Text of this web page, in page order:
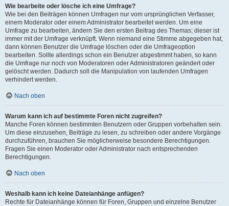
Wie bearbeite oder lösche ich eine Umfrage?
Wie bei den Beiträgen können Umfragen nur vom ursprünglichen Verfasser,
einem Moderator oder einem Administrator bearbeitet werden. Um eine
Umfrage zu bearbeiten, ändern Sie den ersten Beitrag des Themas; dieser ist
immer mit der Umfrage verknüpft. Wenn niemand eine Stimme abgegeben hat,
dann können Benutzer die Umfrage löschen oder die Umfrageoption
bearbeiten. Sollte allerdings schon ein Benutzer abgestimmt haben, so kann
die Umfrage nur noch von Moderatoren oder Administratoren geändert oder
gelöscht werden. Dadurch soll die Manipulation von laufenden Umfragen
verhindert werden.
Nach oben
Warum kann ich auf bestimmte Foren nicht zugreifen?
Manche Foren können bestimmten Benutzern oder Gruppen vorbehalten sein.
Um diese einzusehen, Beiträge zu lesen, zu schreiben oder andere Vorgänge
durchzuführen, brauchen Sie möglicherweise besondere Berechtigungen.
Fragen Sie einen Moderator oder Administrator nach entsprechenden
Berechtigungen.
Nach oben
Weshalb kann ich keine Dateianhänge anfügen?
Rechte für Dateianhänge können für Foren, Gruppen und einzelne Benutzer